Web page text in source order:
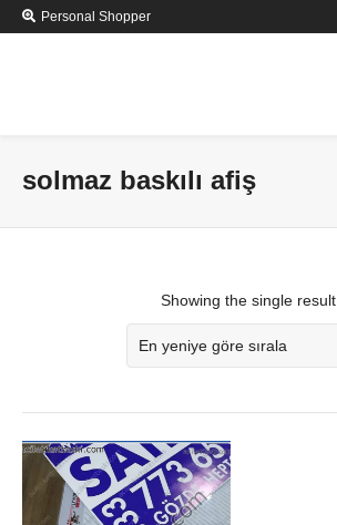
Personal Shopper
solmaz baskılı afiş
Showing the single result